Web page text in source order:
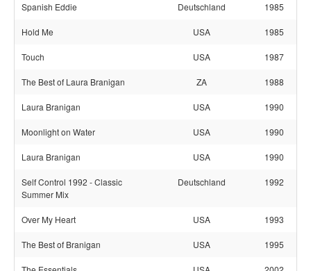
Spanish Eddie Deutschland 1985
Hold Me USA 1985
Touch USA 1987
The Best of Laura Branigan ZA 1988
Laura Branigan USA 1990
Moonlight on Water USA 1990
Laura Branigan USA 1990
Self Control 1992 - Classic
Summer Mix
Deutschland 1992
Over My Heart USA 1993
The Best of Branigan USA 1995